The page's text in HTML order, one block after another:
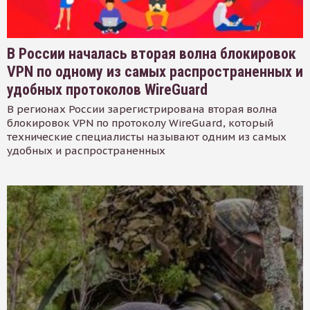
В России началась вторая волна блокировок
VPN по одному из самых распространенных и
удобных протоколов WireGuard
В регионах России зарегистрирована вторая волна
блокировок VPN по протоколу WireGuard, который
технические специалисты называют одним из самых
удобных и распространенных